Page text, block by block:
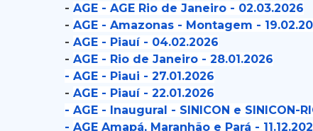
-AGE - AGE Rio de Janeiro - 02.03.2026
-AGE - Amazonas - Montagem -
-AGE - Piauí - 04.02.2026
-AGE - Rio de Janeiro - 28.01.2026
-AGE - Piaui - 27.01.2026
-AGE - Piauí - 22.01.2026
-AGE - Inaugural - SINICON e SINICON-
-AGE Amapá, Maranhão e Pará -